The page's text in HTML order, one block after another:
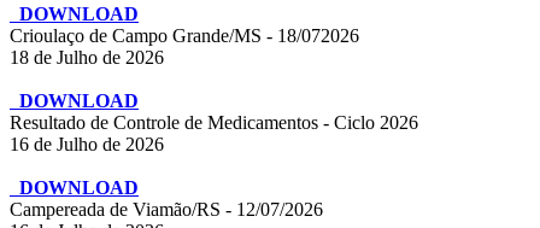
DOWNLOAD
Crioulaço de Campo Grande/MS - 18/072026
18 de Julho de 2026
DOWNLOAD
Resultado de Controle de Medicamentos - Ciclo 2026
16 de Julho de 2026
DOWNLOAD
Campereada de Viamão/RS - 12/07/2026